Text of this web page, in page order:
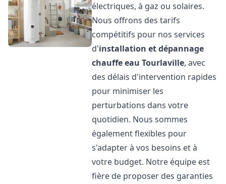
électriques, à gaz ou solaires.
Nous offrons des tarifs
compétitifs pour nos services
d'installation et dépannage
chauffe eau Tourlaville, avec
des délais d'intervention rapides
pour minimiser les
perturbations dans votre
quotidien. Nous sommes
également flexibles pour
s'adapter à vos besoins et à
votre budget. Notre équipe est
fière de proposer des garanties